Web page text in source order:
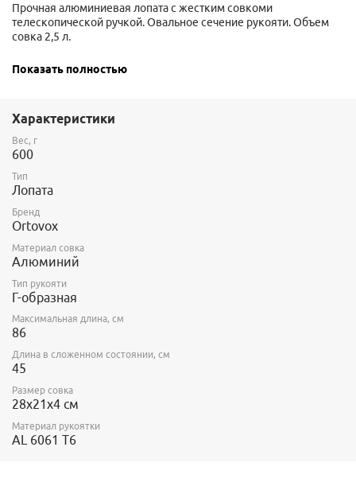
Прочная алюминиевая лопата с жестким совкоми
телескопической ручкой. Овальное сечение рукояти. Объем
совка 2,5 л.
Показать полностью
Характеристики
Вес, г
600
Тип
Лопата
Бренд
Ortovox
Материал совка
Алюминий
Тип рукояти
Г-образная
Максимальная длина, см
86
Длина в сложенном состоянии, см
45
Размер совка
28x21x4 см
Материал рукоятки
AL 6061 T6